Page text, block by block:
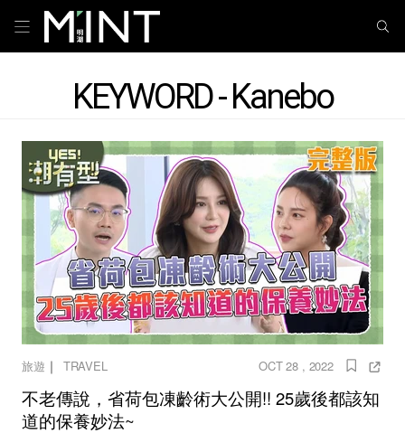
KEYWORD - Kanebo
旅遊 ｜ TRAVEL OCT 28 , 2022
不老傳說，省荷包凍齡術大公開!! 25歲後都該知
道的保養妙法~